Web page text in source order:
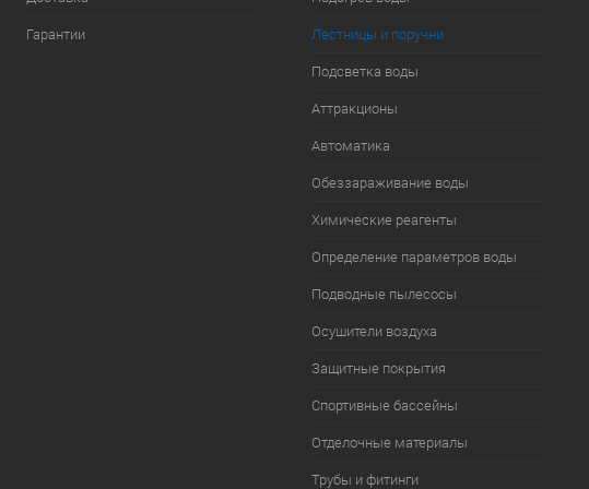
Гарантии Лестницы и поручни
Подсветка воды
Аттракционы
Автоматика
Обеззараживание воды
Химические реагенты
Определение параметров воды
Подводные пылесосы
Осушители воздуха
Защитные покрытия
Спортивные бассейны
Отделочные материалы
Трубы и фитинги